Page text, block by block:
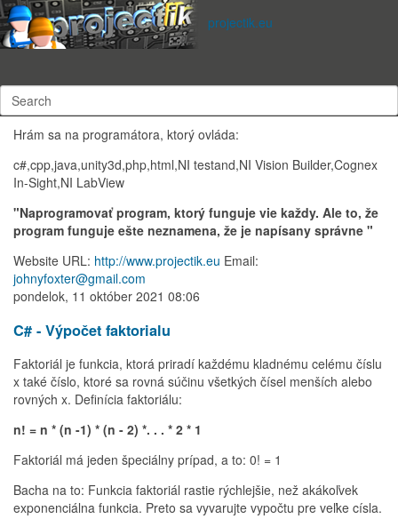
projectik.eu
Subscribe to this RSS feed
Som zakladateľom
Hrám sa na programátora, ktorý ovláda:
c#,cpp,java,unity3d,php,html,NI testand,NI Vision Builder,Cognex
In-Sight,NI LabView
"Naprogramovať program, ktorý funguje vie každy. Ale to, že
program funguje ešte neznamena, že je napísany správne "
Website URL: http://www.projectik.eu Email:
johnyfoxter@gmail.com
pondelok, 11 október 2021 08:06
C# - Výpočet faktorialu
Faktoriál je funkcia, ktorá priradí každému kladnému celému číslu
x také číslo, ktoré sa rovná súčinu všetkých čísel menších alebo
rovných x. Definícia faktoriálu:
n! = n * (n -1) * (n - 2) *. . . * 2 * 1
Faktoriál má jeden špeciálny prípad, a to: 0! = 1
Bacha na to: Funkcia faktoriál rastie rýchlejšie, než akákoľvek
exponenciálna funkcia. Preto sa vyvarujte vypočtu pre veľke císla.